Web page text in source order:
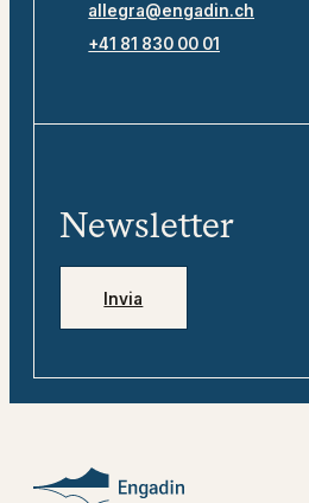
allegra@engadin.ch
+41 81 830 00 01
Newsletter
Invia